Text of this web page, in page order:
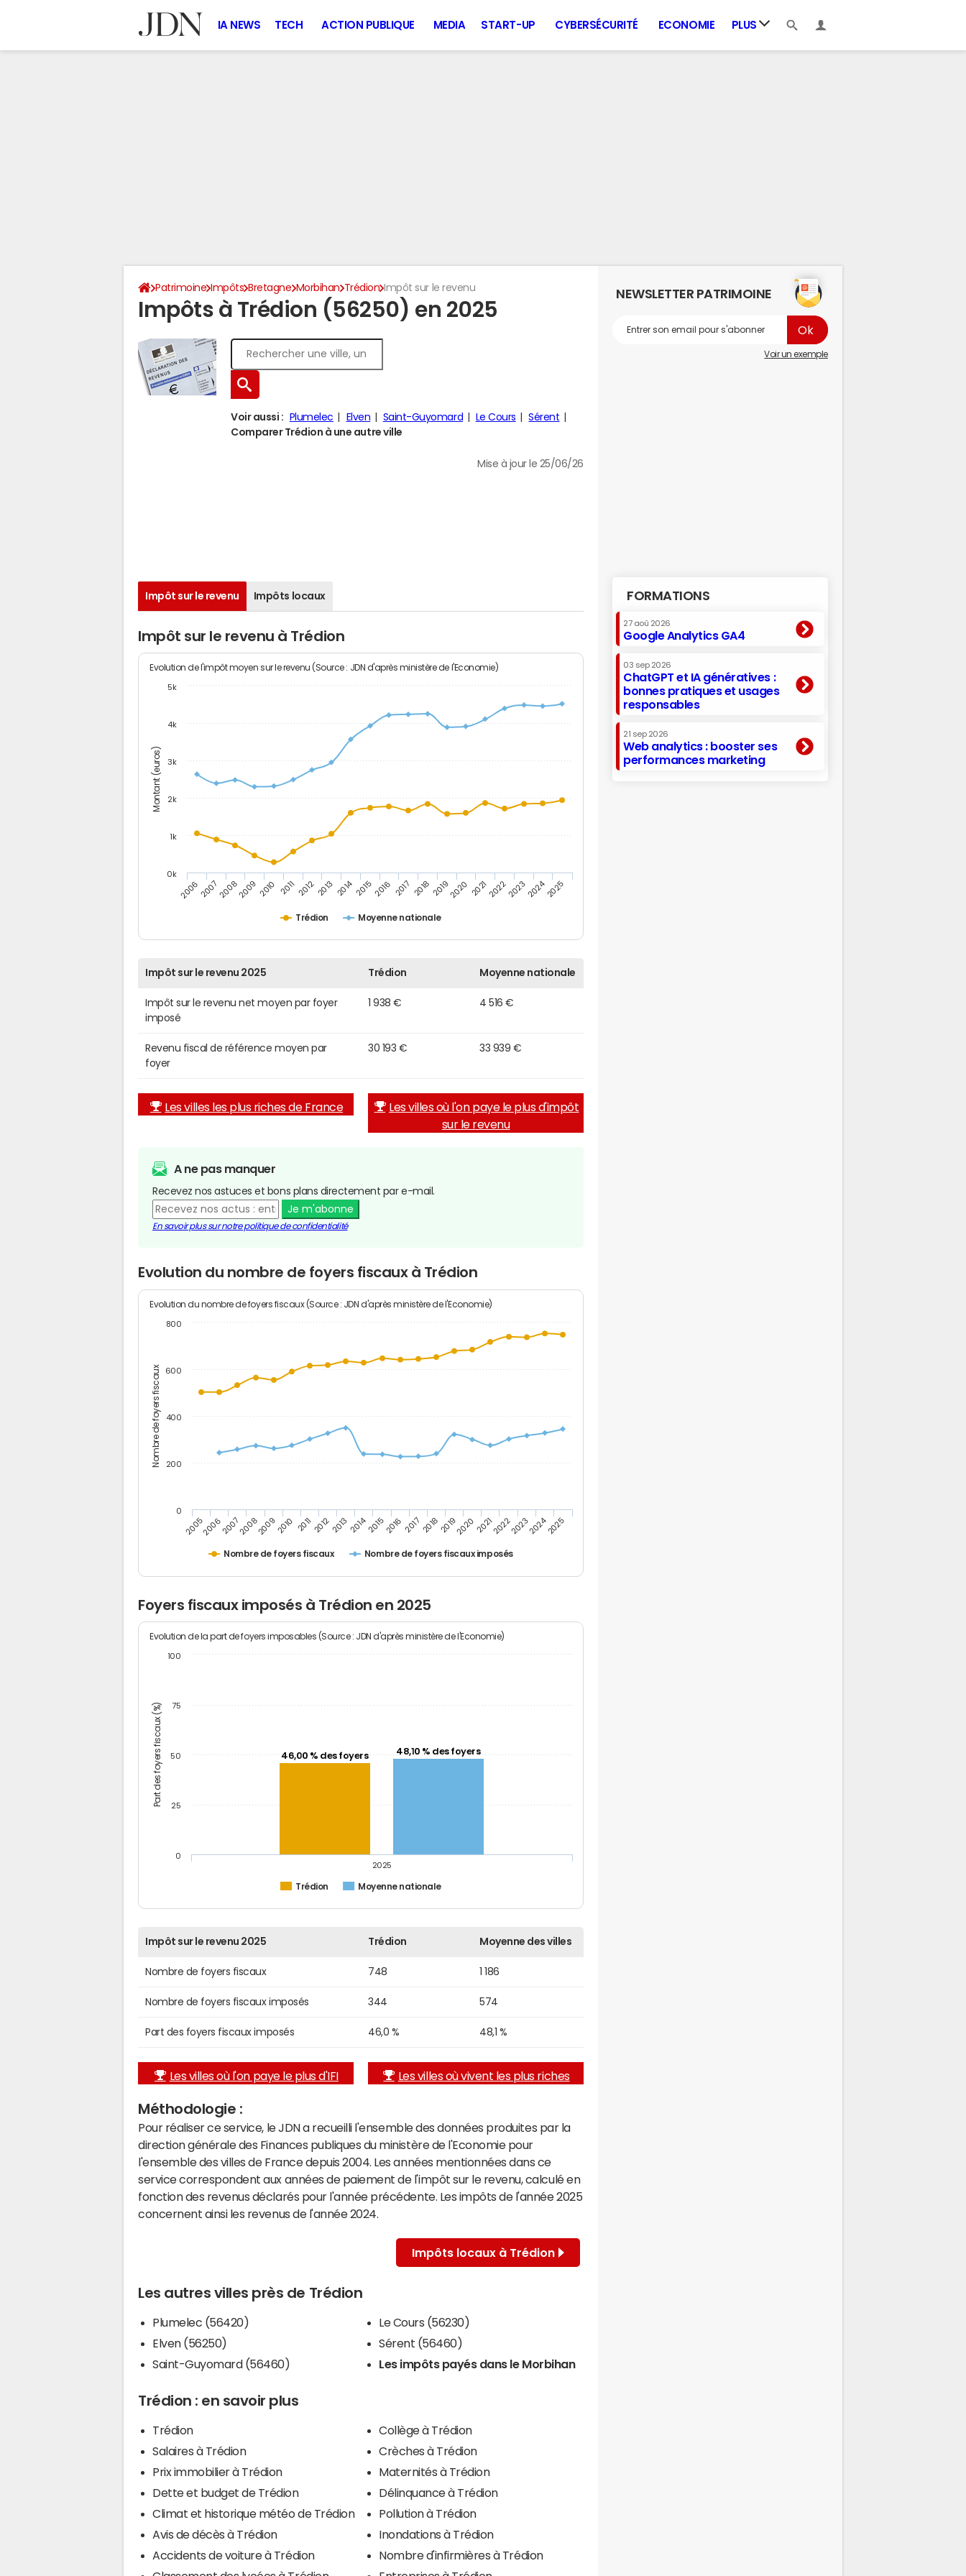
IA NEWS TECH ACTION PUBLIQUE MEDIA START-UP CYBERSÉCURITÉ ECONOMIE PLUS
Patrimoine Impôts Bretagne Morbihan Trédion Impôt sur le revenu
Impôts à Trédion (56250) en 2025
Voir aussi : Plumelec Elven Saint-Guyomard Le Cours
Sérent
Comparer Trédion à une autre ville
Mise à jour le 25/06/26
Impôt sur le revenu Impôts locaux
Impôt sur le revenu à Trédion
Montant (euros)
Evolution de l'impôt moyen sur le revenu (Source : JDN d'après ministère de l'Economie)
Trédion Moyenne nationale
20062007200820092010 2011 20122013 201420152016 2017 201820192020 20212022202320242025
0k
1k
2k
3k
4k
5k
Impôt sur le revenu 2025 Trédion Moyenne nationale
Impôt sur le revenu net moyen par foyer
imposé
1 938 € 4 516 €
Revenu fiscal de référence moyen par
foyer
30 193 € 33 939 €
Les villes les plus riches de France
Les villes où l'on paye le plus d'impôt
sur le revenu
A ne pas manquer
Recevez nos astuces et bons plans directement par e-mail.
Je m'abonne
En savoir plus sur notre politique de confidentialité
Evolution du nombre de foyers fiscaux à Trédion
Nombre de foyers fiscaux
Evolution du nombre de foyers fiscaux (Source : JDN d'après ministère de l'Economie)
Nombre de foyers fiscaux Nombre de foyers fiscaux imposés
200520062007200820092010 201120122013201420152016 2017 20182019202020212022202320242025
0
200
400
600
800
Foyers fiscaux imposés à Trédion en 2025
Part des foyers fiscaux (%)
Evolution de la part de foyers imposables (Source : JDN d'après ministère de l'Economie)
46,00 % des foyers 48,10 % des foyers
Trédion Moyenne nationale
2025
0
25
50
75
100
Impôt sur le revenu 2025 Trédion Moyenne des villes
Nombre de foyers fiscaux 748 1 186
Nombre de foyers fiscaux imposés 344 574
Part des foyers fiscaux imposés 46,0 % 48,1 %
Les villes où l'on paye le plus d'IFI Les villes où vivent les plus riches
Méthodologie :
Pour réaliser ce service, le JDN a recueilli l'ensemble des données produites par la
direction générale des Finances publiques du ministère de l'Economie pour
l'ensemble des villes de France depuis 2004. Les années mentionnées dans ce
service correspondent aux années de paiement de l'impôt sur le revenu, calculé en
fonction des revenus déclarés pour l'année précédente. Les impôts de l'année 2025
concernent ainsi les revenus de l'année 2024.
Impôts locaux à Trédion
Les autres villes près de Trédion
Plumelec (56420)
Elven (56250)
Saint-Guyomard (56460)
Le Cours (56230)
Sérent (56460)
Les impôts payés dans le Morbihan
Trédion : en savoir plus
Trédion
Salaires à Trédion
Prix immobilier à Trédion
Dette et budget de Trédion
Climat et historique météo de Trédion
Avis de décès à Trédion
Accidents de voiture à Trédion
Collège à Trédion
Crèches à Trédion
Maternités à Trédion
Délinquance à Trédion
Pollution à Trédion
Inondations à Trédion
Nombre d'infirmières à Trédion
NEWSLETTER PATRIMOINE
Voir un exemple
FORMATIONS
27 aoû 2026
Google Analytics GA4
03 sep 2026
ChatGPT et IA génératives :
bonnes pratiques et usages
responsables
21 sep 2026
Web analytics : booster ses
performances marketing